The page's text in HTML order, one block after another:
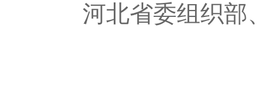
河北省委组织部